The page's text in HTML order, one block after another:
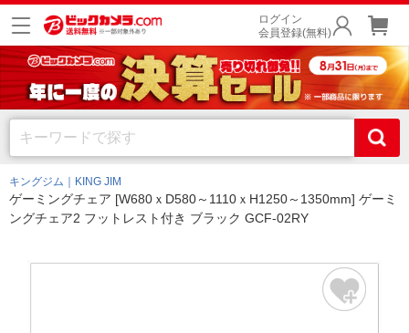
ログイン
会員登録(無料)
キングジム｜KING JIM
ゲーミングチェア [W680ｘD580～1110ｘH1250～1350mm] ゲーミ
ングチェア2 フットレスト付き ブラック GCF-02RY